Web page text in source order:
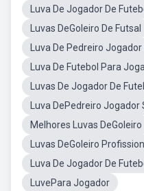
Luva De Jogador De
Luvas DeGoleiro De Futsal
Luva De Pedreiro
Luva De Futebol Para
Luvas De Jogador De
Luva DePedreiro Jogador
Melhores Luvas DeGoleiro
Luvas DeGoleiro
Luva De Jogador De
LuvePara Jogador